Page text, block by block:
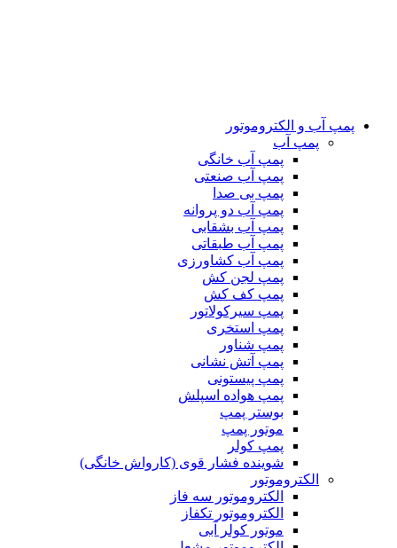
پمپ آب و الکتروموتور
پمپ آب
پمپ آب خانگی
پمپ آب صنعتی
پمپ بی صدا
پمپ آب دو پروانه
پمپ آب بشقابی
پمپ آب طبقاتی
پمپ آب کشاورزی
پمپ لجن کش
پمپ کف کش
پمپ سیرکولاتور
پمپ استخری
پمپ شناور
پمپ آتش نشانی
پمپ پیستونی
پمپ هواده اسپلش
بوستر پمپ
موتور پمپ
پمپ کولر
شوینده فشار قوی (کارواش خانگی)
الکتروموتور
الکتروموتور سه فاز
الکتروموتور تکفاز
موتور کولر آبی